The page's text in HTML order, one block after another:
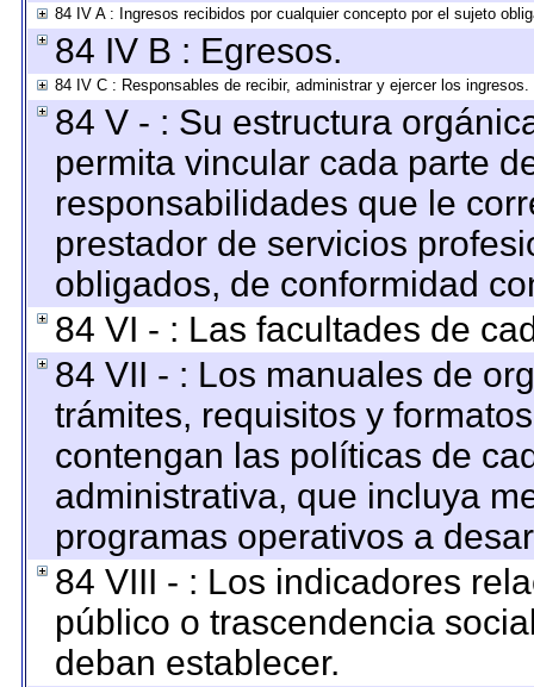
84 IV A : Ingresos recibidos por cualquier concepto por el sujeto
84 IV B : Egresos.
84 IV C : Responsables de recibir, administrar y ejercer los ingresos.
84 V - : Su estructura
permita vincular cada parte
responsabilidades que le
prestador de servicios
obligados, de conformidad
84 VI - : Las facultades de
84 VII - : Los manuales de
trámites, requisitos y
contengan las políticas de
administrativa, que incluya
programas operativos a
84 VIII - : Los indicadores
público o trascendencia
deban establecer.